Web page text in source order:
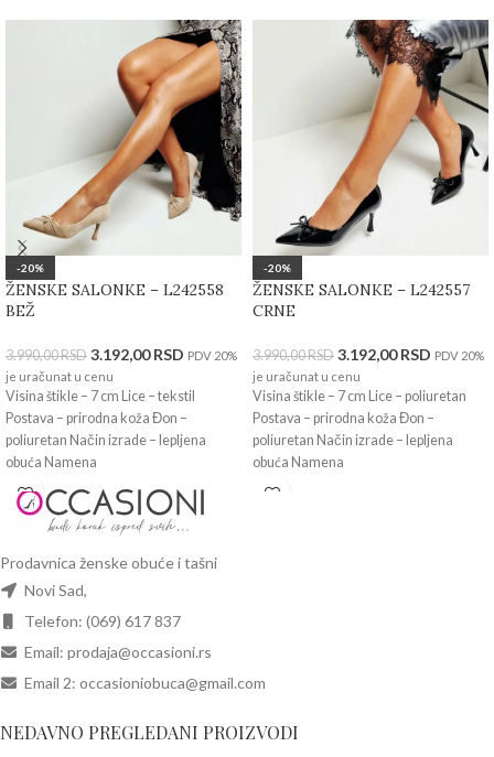
-20%
ŽENSKE SALONKE – L242558
BEŽ
3.990,00RSD 3.192,00RSD PDV 20%
je uračunat u cenu
Visina štikle – 7 cm Lice – tekstil
Postava – prirodna koža Đon –
poliuretan Način izrade – lepljena
obuća Namena
-20%
ŽENSKE SALONKE – L242557
CRNE
3.990,00RSD 3.192,00RSD PDV 20%
je uračunat u cenu
Visina štikle – 7 cm Lice – poliuretan
Postava – prirodna koža Đon –
poliuretan Način izrade – lepljena
obuća Namena
Prodavnica ženske obuće i tašni
Novi Sad,
Telefon: (069) 617 837
Email: prodaja@occasioni.rs
Email 2: occasioniobuca@gmail.com
NEDAVNO PREGLEDANI PROIZVODI